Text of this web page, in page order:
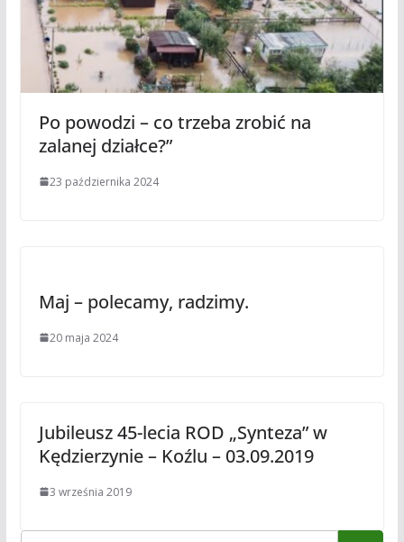
Po powodzi – co trzeba zrobić na
zalanej działce?”
23 października 2024
Maj – polecamy, radzimy.
20 maja 2024
Jubileusz 45-lecia ROD „Synteza” w
Kędzierzynie – Koźlu – 03.09.2019
3 września 2019